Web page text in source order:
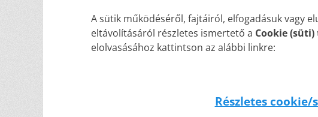
A sütik működéséről, fajtáiról, elfogadásuk vagy
eltávolításáról részletes ismertető a Cookie
elolvasásához kattintson az alábbi linkre:
Részletes